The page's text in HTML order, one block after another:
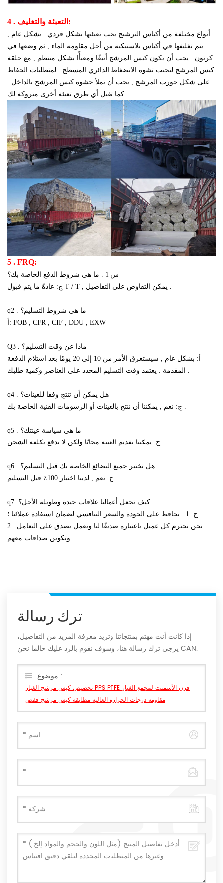
4 . التعبئة والتغليف:
أنواع مختلفة من أكياس الترشيح يجب تعبئتها بشكل فردي . بشكل عام ,
يتم تغليفها في أكياس بلاستيكية من أجل مقاومة الماء , ثم وضعها في
كرتون . يجب أن يكون كيس المرشح أنيقًا ومعبأًا بشكل منتظم , مع حلقة
كيس المرشح لتجنب تشوه الانضغاط الدائري المسطح . لمتطلبات الحفاظ
على شكل جورب المرشح , يجب أن تملأ حشوة كيس المرشح بالداخل .
5 . FRQ:
س 1 . ما هي شروط الدفع الخاصة بك؟
ج: عادةً ما يتم قبول T / T , يمكن التفاوض على التفاصيل .
q2 . ما هي شروط التسليم؟
أ: FOB , CFR , CIF , DDU , EXW
Q3 . ماذا عن وقت التسليم؟
أ: بشكل عام , سيستغرق الأمر من 10 إلى 20 يومًا بعد استلام الدفعة
المقدمة . يعتمد وقت التسليم المحدد على العناصر وكمية طلبك .
q4 . هل يمكن أن تنتج وفقا للعينات؟
ج: نعم , يمكننا أن ننتج بالعينات أو الرسومات الفنية الخاصة بك .
q5 . ما هي سياسة عينتك؟
ج: يمكننا تقديم العينة مجانًا ولكن لا ندفع تكلفة الشحن .
q6 . هل تختبر جميع البضائع الخاصة بك قبل التسليم؟
ج: نعم , لدينا اختبار 100٪ قبل التسليم
q7: كيف تجعل أعمالنا علاقات جيدة وطويلة الأجل؟
ج: 1 . نحافظ على الجودة والسعر التنافسي لضمان استفادة عملائنا ؛
2 . نحن نحترم كل عميل باعتباره صديقًا لنا ونعمل بصدق على التعامل
وتكوين صداقات معهم .
ترك رسالة
إذا كانت أنت مهتم بمنتجاتنا وتريد معرفة المزيد من التفاصيل،
يرجى ترك رسالة هنا، وسوف نقوم بالرد عليك حالما نحن CAN.
موضوع :
تخصيص كيس مرشح الغبار PPS PTFE فرن الأسمنت لمجمع الغبار
مقاومة درجات الحرارة العالية مطابقة كيس مرشح قفص